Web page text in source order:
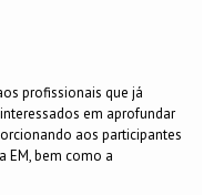
profissionais que já
em aprofundar
aos participantes
EM, bem como a